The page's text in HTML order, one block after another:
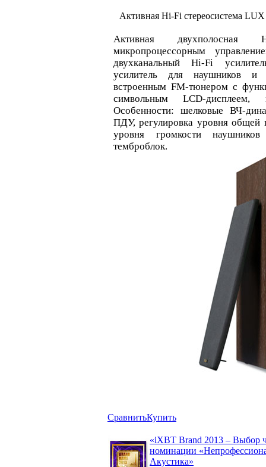
Активная Hi-Fi стереосистема LUX
Активная двухполосная
микропроцессорным
двухканальный Hi-Fi
усилитель для наушников и
встроенным FM-тюнером с
символьным LCD-
Особенности: шелковые ВЧ-
ПДУ, регулировка уровня общей
уровня громкости
темброблок.
СравнитьКупить
«iXBT Brand 2013 – Выбор
номинации
Акустика»